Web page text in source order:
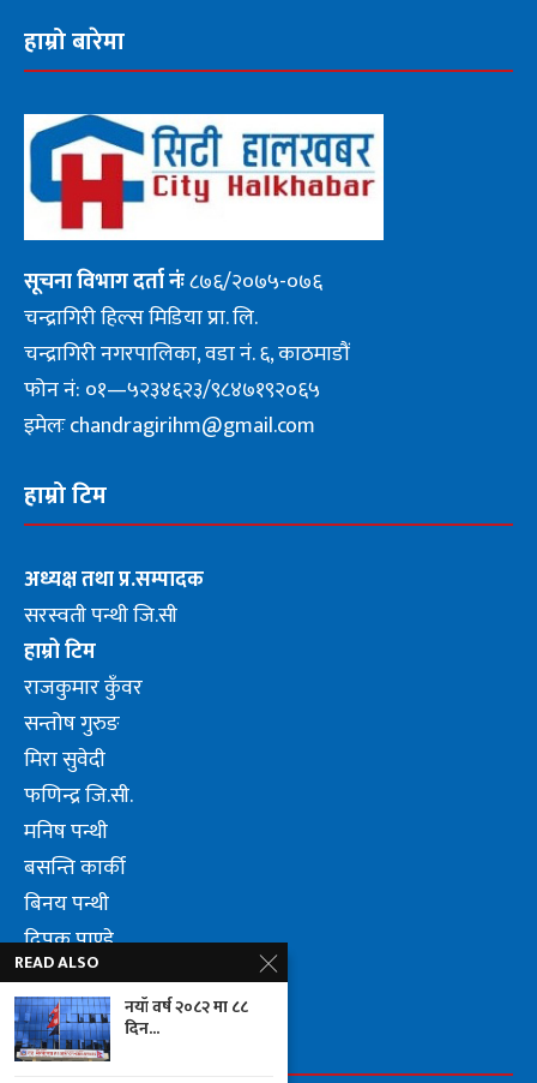
हाम्रो बारेमा
सूचनाविभाग दर्ता नंः८७६/२०७५-०७६
चन्द्रागिरी हिल्स मिडिया प्रा. लि.
चन्द्रागिरी नगरपालिका, वडा नं. ६, काठमाडौं
फोन नं: ०१—५२३४६२३/९८४७१९२०६५
इमेलः chandragirihm@gmail.com
हाम्रो टिम
अध्यक्ष तथा प्र.सम्पादक
सरस्वती पन्थी जि.सी
हाम्रो टिम
राजकुमार कुँवर
सन्तोष गुरुङ
मिरा सुवेदी
फणिन्द्र जि.सी.
मनिष पन्थी
बसन्ति कार्की
बिनय पन्थी
दिपक पाण्डे
लुम्वीनि पन्थी जि.सी.
FOLLOW US
READ ALSO
नयाँ वर्ष २०८२ मा ८८
दिन...